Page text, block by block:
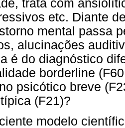
trata com
etc. Diante
mental passa
alucinações
é do diagnóstico
borderline
psicótico breve
(F21)?
modelo